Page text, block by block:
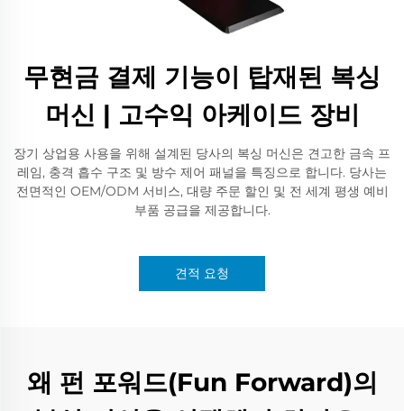
무현금 결제 기능이 탑재된 복싱
머신 | 고수익 아케이드 장비
장기 상업용 사용을 위해 설계된 당사의 복싱 머신은 견고한 금속 프
레임, 충격 흡수 구조 및 방수 제어 패널을 특징으로 합니다. 당사는
전면적인 OEM/ODM 서비스, 대량 주문 할인 및 전 세계 평생 예비
부품 공급을 제공합니다.
견적 요청
왜 펀 포워드(Fun Forward)의